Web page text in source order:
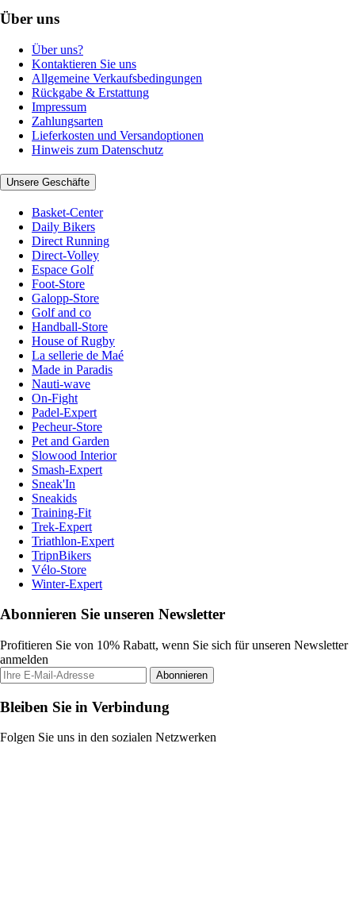
Über uns
Über uns?
Kontaktieren Sie uns
Allgemeine Verkaufsbedingungen
Rückgabe & Erstattung
Impressum
Zahlungsarten
Lieferkosten und Versandoptionen
Hinweis zum Datenschutz
Unsere Geschäfte
Basket-Center
Daily Bikers
Direct Running
Direct-Volley
Espace Golf
Foot-Store
Galopp-Store
Golf and co
Handball-Store
House of Rugby
La sellerie de Maé
Made in Paradis
Nauti-wave
On-Fight
Padel-Expert
Pecheur-Store
Pet and Garden
Slowood Interior
Smash-Expert
Sneak'In
Sneakids
Training-Fit
Trek-Expert
Triathlon-Expert
TripnBikers
Vélo-Store
Winter-Expert
Abonnieren Sie unseren Newsletter
Profitieren Sie von 10% Rabatt, wenn Sie sich für unseren Newsletter
anmelden
Abonnieren
Bleiben Sie in Verbindung
Folgen Sie uns in den sozialen Netzwerken